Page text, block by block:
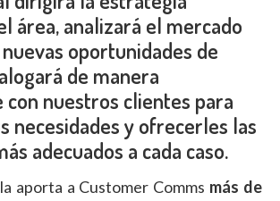
área, analizará el mercado
oportunidades de
de manera
nuestros clientes para
necesidades y ofrecerles las
adecuados a cada caso.
aporta a Customer Comms más de